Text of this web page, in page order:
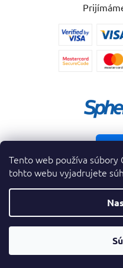
Tento web používa súbory
tohto webu vyjadrujete
Vytvoril Shoptet
Copyright 2026